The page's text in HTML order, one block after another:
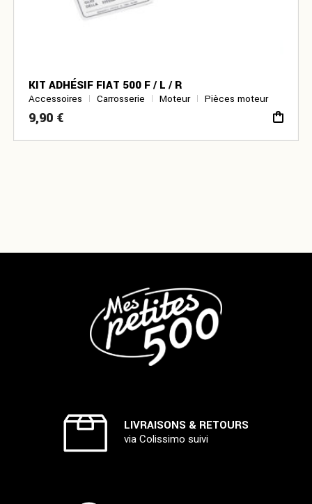
KIT ADHÉSIF FIAT 500 F / L / R
Accessoires Carrosserie Moteur Pièces moteur
9,90 €
LIVRAISONS & RETOURS
via Colissimo suivi